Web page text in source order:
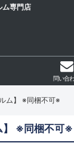
ム専門店
問い合
ム】 ※同梱不可※
】 ※同梱不可※